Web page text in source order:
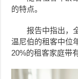
的特点。
报告中指出，
温尼伯的租客中位
20%的租客家庭带